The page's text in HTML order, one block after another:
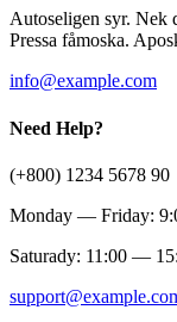
Autoseligen syr. Nek
Pressa fåmoska.
info@example.com
Need Help?
(+800) 1234 5678 90
Monday — Friday:
Saturady: 11:00 —